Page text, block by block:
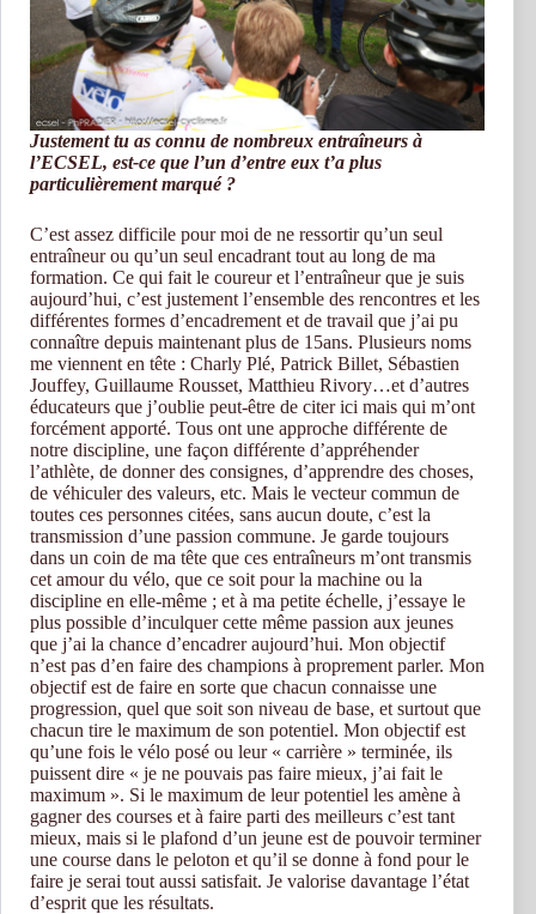
Justement tu as connu de nombreux entraîneurs à
l’ECSEL, est-ce que l’un d’entre eux t’a plus
particulièrement marqué ?
C’est assez difficile pour moi de ne ressortir qu’un seul
entraîneur ou qu’un seul encadrant tout au long de ma
formation. Ce qui fait le coureur et l’entraîneur que je suis
aujourd’hui, c’est justement l’ensemble des rencontres et les
différentes formes d’encadrement et de travail que j’ai pu
connaître depuis maintenant plus de 15ans. Plusieurs noms
me viennent en tête : Charly Plé, Patrick Billet, Sébastien
Jouffey, Guillaume Rousset, Matthieu Rivory…et d’autres
éducateurs que j’oublie peut-être de citer ici mais qui m’ont
forcément apporté. Tous ont une approche différente de
notre discipline, une façon différente d’appréhender
l’athlète, de donner des consignes, d’apprendre des choses,
de véhiculer des valeurs, etc. Mais le vecteur commun de
toutes ces personnes citées, sans aucun doute, c’est la
transmission d’une passion commune. Je garde toujours
dans un coin de ma tête que ces entraîneurs m’ont transmis
cet amour du vélo, que ce soit pour la machine ou la
discipline en elle-même ; et à ma petite échelle, j’essaye le
plus possible d’inculquer cette même passion aux jeunes
que j’ai la chance d’encadrer aujourd’hui. Mon objectif
n’est pas d’en faire des champions à proprement parler. Mon
objectif est de faire en sorte que chacun connaisse une
progression, quel que soit son niveau de base, et surtout que
chacun tire le maximum de son potentiel. Mon objectif est
qu’une fois le vélo posé ou leur « carrière » terminée, ils
puissent dire « je ne pouvais pas faire mieux, j’ai fait le
maximum ». Si le maximum de leur potentiel les amène à
gagner des courses et à faire parti des meilleurs c’est tant
mieux, mais si le plafond d’un jeune est de pouvoir terminer
une course dans le peloton et qu’il se donne à fond pour le
faire je serai tout aussi satisfait. Je valorise davantage l’état
d’esprit que les résultats.